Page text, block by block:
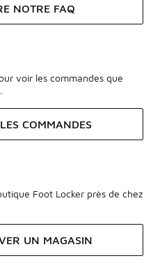
NOTRE FAQ
voir les commandes que
COMMANDES
Foot Locker près de chez
UN MAGASIN